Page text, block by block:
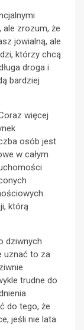
zrozum, że
jowialną, ale
którzy chcą
droga i
bardziej
więcej
osób jest
w całym
którą
dziwnych
uznać to za
trudne do
do tego, że
jeśli nie lata.